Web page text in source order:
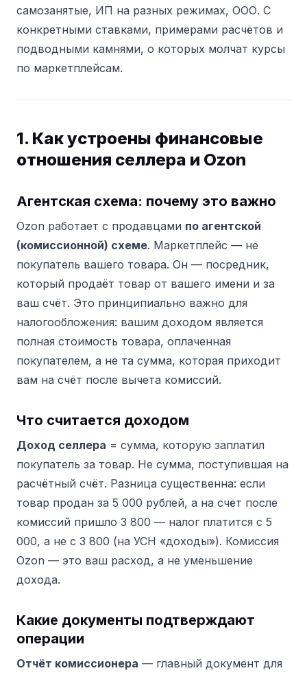
самозанятые, ИП на разных режимах, ООО. С
конкретными ставками, примерами расчётов и
подводными камнями, о которых молчат курсы
по маркетплейсам.
1. Как устроены финансовые
отношения селлера и Ozon
Агентская схема: почему это важно
Ozon работает с продавцами по агентской
(комиссионной) схеме. Маркетплейс — не
покупатель вашего товара. Он — посредник,
который продаёт товар от вашего имени и за
ваш счёт. Это принципиально важно для
налогообложения: вашим доходом является
полная стоимость товара, оплаченная
покупателем, а не та сумма, которая приходит
вам на счёт после вычета комиссий.
Что считается доходом
Доход селлера = сумма, которую заплатил
покупатель за товар. Не сумма, поступившая на
расчётный счёт. Разница существенна: если
товар продан за 5 000 рублей, а на счёт после
комиссий пришло 3 800 — налог платится с 5
000, а не с 3 800 (на УСН «доходы»). Комиссия
Ozon — это ваш расход, а не уменьшение
дохода.
Какие документы подтверждают
операции
Отчёт комиссионера — главный документ для